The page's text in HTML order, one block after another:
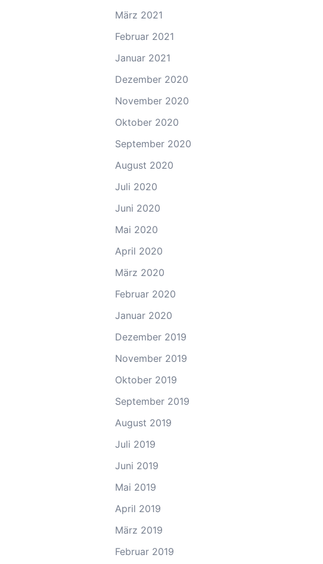
März 2021
Februar 2021
Januar 2021
Dezember 2020
November 2020
Oktober 2020
September 2020
August 2020
Juli 2020
Juni 2020
Mai 2020
April 2020
März 2020
Februar 2020
Januar 2020
Dezember 2019
November 2019
Oktober 2019
September 2019
August 2019
Juli 2019
Juni 2019
Mai 2019
April 2019
März 2019
Februar 2019